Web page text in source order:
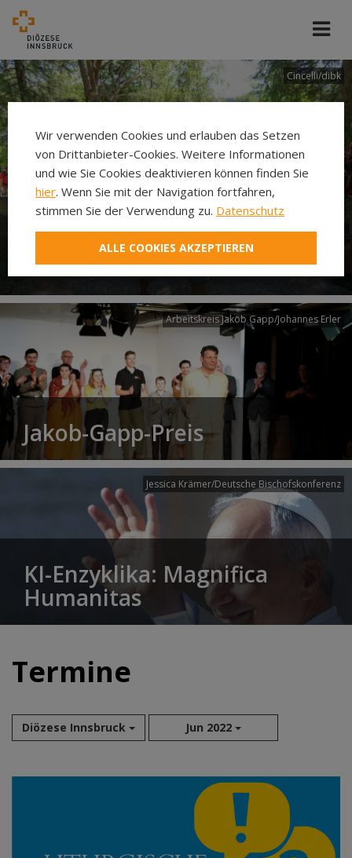
Cincelli/dibk
Neuer Pilgerweg Via
Laudato si’
Arbeitskreis Jakob Gapp/Johannes Erler
Jakob-Gapp-Preis
Jessica Krämer/Deutsche Bischofskonferenz
KI-Enzyklika: Magnifica
Humanitas
Termine
Diözese Innsbruck Jun 2022
Aug 2026
Sep 2026
Nov 2026
Wir verwenden Cookies und erlauben das Setzen
von Drittanbieter-Cookies. Weitere Informationen
und wie Sie Cookies deaktivieren können finden Sie
hier. Wenn Sie mit der Navigation fortfahren,
stimmen Sie der Verwendung zu. Datenschutz
ALLE COOKIES AKZEPTIEREN